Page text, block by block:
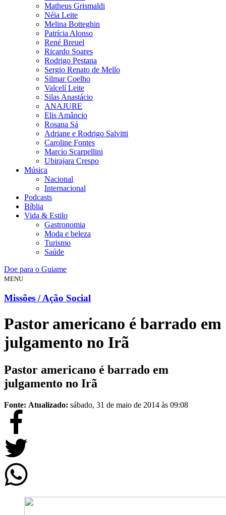
Matheus Grismaldi
Néia Leite
Melina Botteghin
Patrícia Alonso
René Breuel
Ricardo Soares
Rodrigo Pestana
Sergio Renato de Mello
Silmar Coelho
Valcelí Leite
Silas Anastácio
ANAJURE
Elis Amâncio
Rosana Sá
Adriane e Rodrigo Salvitti
Caroline Fontes
Marcio Scarpellini
Ubirajara Crespo
Música
Nacional
Internacional
Podcasts
Bíblia
Vida & Estilo
Gastronomia
Moda e beleza
Turismo
Saúde
Doe para o Guiame
MENU
Missões / Ação Social
Pastor americano é barrado em
julgamento no Irã
Pastor americano é barrado em
julgamento no Irã
Fonte: Atualizado: sábado, 31 de maio de 2014 às 09:08